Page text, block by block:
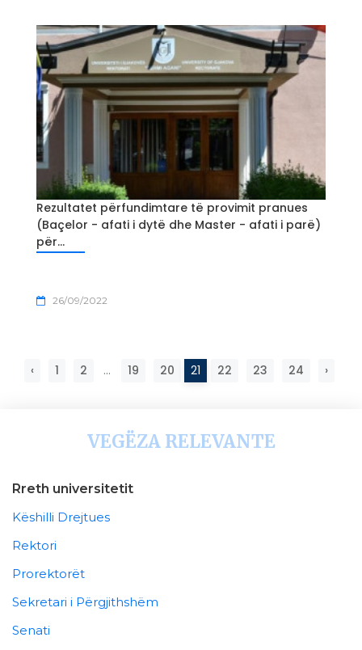
Rezultatet përfundimtare të provimit pranues
(Baçelor - afati i dytë dhe Master - afati i parë)
për...
26/09/2022
‹ 1 2 ... 19 20 21 22 23 24 ›
VEGËZA RELEVANTE
Rreth universitetit
Këshilli Drejtues
Rektori
Prorektorët
Sekretari i Përgjithshëm
Senati